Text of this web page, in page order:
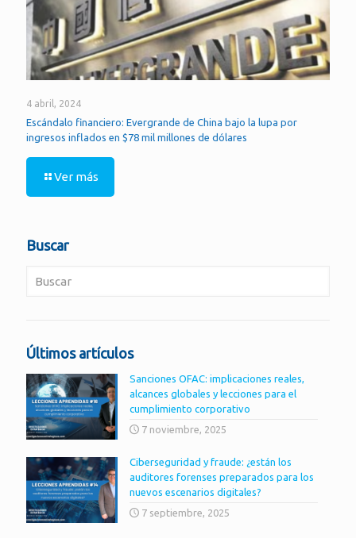
4 abril, 2024
Escándalo financiero: Evergrande de China bajo la lupa por
ingresos inflados en $78 mil millones de dólares
Ver más
Buscar
Últimos artículos
Sanciones OFAC: implicaciones reales,
alcances globales y lecciones para el
cumplimiento corporativo
7 noviembre, 2025
Ciberseguridad y fraude: ¿están los
auditores forenses preparados para los
nuevos escenarios digitales?
7 septiembre, 2025